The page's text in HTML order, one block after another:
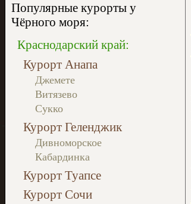
Популярные курорты у
Чёрного моря:
Краснодарский край:
Курорт Анапа
Джемете
Витязево
Сукко
Курорт Геленджик
Дивноморское
Кабардинка
Курорт Туапсе
Курорт Сочи